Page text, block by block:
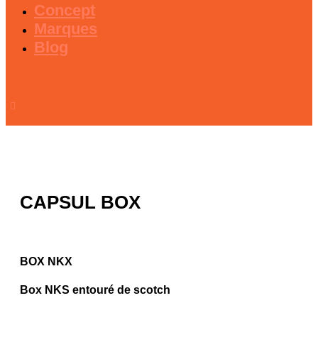
Concept
Marques
Blog
CAPSUL BOX
BOX NKX
Box NKS entouré de scotch